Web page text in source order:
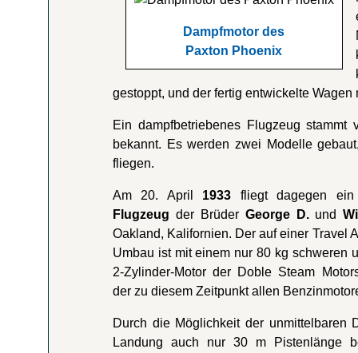
Dampfmotor des
Paxton Phoenix
gestoppt, und der fertig entwickelte
Ein dampfbetriebenes Flugzeug stammt
bekannt. Es werden zwei Modelle
fliegen.
Am 20. April 1933 fliegt dagegen ein
Flugzeug der Brüder George D.und
Oakland, Kalifornien. Der auf einer Travel
Umbau ist mit einem nur 80 kg schweren
2-Zylinder-Motor der Doble Steam
der zu diesem Zeitpunkt allen
Durch die Möglichkeit der unmittelbaren
Landung auch nur 30 m Pistenlänge